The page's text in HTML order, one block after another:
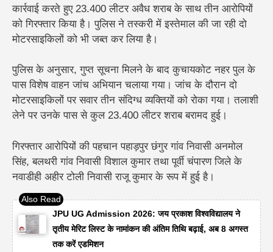
कार्रवाई करते हुए 23.400 लीटर अवैध शराब के साथ तीन आरोपियों
को गिरफ्तार किया है। पुलिस ने तस्करी में इस्तेमाल की जा रही दो
मोटरसाइकिलों को भी जब्त कर लिया है।
पुलिस के अनुसार, गुप्त सूचना मिलने के बाद कुचायकोट नहर पुल के
पास विशेष वाहन जांच अभियान चलाया गया। जांच के दौरान दो
मोटरसाइकिलों पर सवार तीन संदिग्ध व्यक्तियों को रोका गया। तलाशी
लेने पर उनके पास से कुल 23.400 लीटर शराब बरामद हुई।
गिरफ्तार आरोपियों की पहचान पहाड़पुर छंगुर गांव निवासी अनमोल
सिंह, बलथरी गांव निवासी विशाल कुमार तथा पूर्वी चंपारण जिले के
नवाडीही अहीर टोली निवासी राजू कुमार के रूप में हुई है।
JPU UG Admission 2026: जय प्रकाश विश्वविद्यालय ने
तृतीय मेरिट लिस्ट के नामांकन की अंतिम तिथि बढ़ाई, अब 8 अगस्त
तक करें एडमिशन